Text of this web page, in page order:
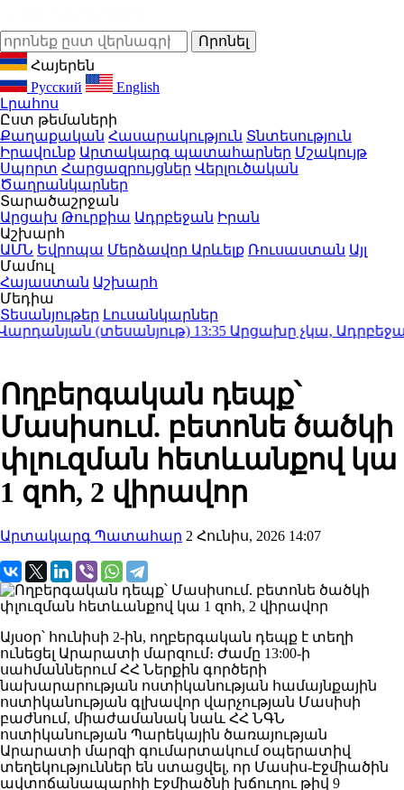
Հայերեն
Русский
English
Լրահոս
Ըստ թեմաների
Քաղաքական Հասարակություն Տնտեսություն
Իրավունք Արտակարգ պատահարներ Մշակույթ
Սպորտ Հարցազրույցներ Վերլուծական
Ծաղրանկարներ
Տարածաշրջան
Արցախ Թուրքիա Ադրբեջան Իրան
Աշխարհ
ԱՄՆ Եվրոպա Մերձավոր Արևելք Ռուսաստան Այլ
Մամուլ
Հայաստան Աշխարհ
Մեդիա
Տեսանյութեր Լուսանկարներ
(տեսանյութ)13:35Արցախը չկա, Ադրբեջանի
Ողբերգական դեպք՝
Մասիսում. բետոնե ծածկի
փլուզման հետևանքով կա
1 զոհ, 2 վիրավոր
Արտակարգ Պատահար 2 Հունիս, 2026 14:07
Այսօր՝ հունիսի 2-ին, ողբերգական դեպք է տեղի
ունեցել Արարատի մարզում։ Ժամը 13:00-ի
սահմաններում ՀՀ Ներքին գործերի
նախարարության ոստիկանության համայնքային
ոստիկանության գլխավոր վարչության Մասիսի
բաժնում, միաժամանակ նաև ՀՀ ՆԳՆ
ոստիկանության Պարեկային ծառայության
Արարատի մարզի գումարտակում օպերատիվ
տեղեկություններ են ստացվել, որ Մասիս-Էջմիածին
ավտոճանապարհի Էջմիածնի խճուղու թիվ 9